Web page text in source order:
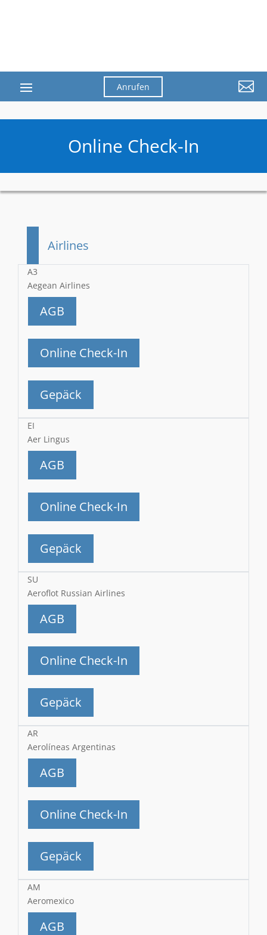
Anrufen 
Online Check-In
Airlines
A3
Aegean Airlines
AGB
Online Check-In
Gepäck
EI
Aer Lingus
AGB
Online Check-In
Gepäck
SU
Aeroflot Russian Airlines
AGB
Online Check-In
Gepäck
AR
Aerolíneas Argentinas
AGB
Online Check-In
Gepäck
AM
Aeromexico
AGB